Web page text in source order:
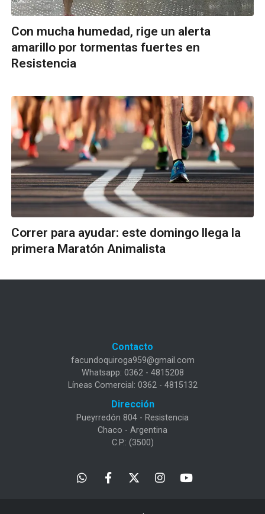
Con mucha humedad, rige un alerta
amarillo por tormentas fuertes en
Resistencia
Correr para ayudar: este domingo llega la
primera Maratón Animalista
Contacto
facundoquiroga959@gmail.com
Whatsapp: 0362 - 4815208
Líneas Comercial: 0362 - 4815132
Dirección
Pueyrredón 804 - Resistencia
Chaco - Argentina
C.P.: (3500)